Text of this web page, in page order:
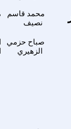
محمد قاسم
نصيف
صباح حزمي
الزهيري